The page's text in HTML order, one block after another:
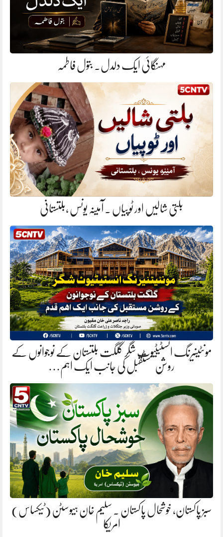
مہنگائی ایک دلدل. بتول فاطمہ
بلتی شالیں اور ٹوپیاں . آمینہ یونس ،بلتستانی
مونٹینیرنگ انسٹیٹیوٹ شگر گلگت بلتستان کے نوجوانوں کے
روشن مستقبل کی جانب ایک اہم…
سبز پاکستان، خوشحال پاکستان . سلیم خان ہیوسٹن (ٹیکساس)
امریکا